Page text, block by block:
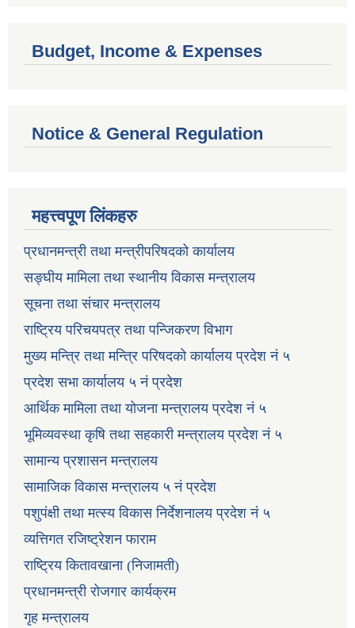
Budget, Income & Expenses
Notice & General Regulation
महत्त्वपूण लिंकहरु
प्रधानमन्त्री तथा मन्त्रीपरिषदको कार्यालय
सङ्घीय मामिला तथा स्थानीय विकास मन्त्रालय
सूचना तथा संचार मन्त्रालय
राष्ट्रिय परिचयपत्र तथा पन्जिकरण विभाग
मुख्य मन्त्रि तथा मन्त्रि परिषदको कार्यालय प्रदेश नं ५
प्रदेश सभा कार्यालय ५ नं प्रदेश
आर्थिक मामिला तथा योजना मन्त्रालय प्रदेश नं ५
भूमिव्यवस्था कृषि तथा सहकारी मन्त्रालय प्रदेश नं ५
सामान्य प्रशासन मन्त्रालय
सामाजिक विकास मन्त्रालय ५ नं प्रदेश
पशुपंक्षी तथा मत्स्य विकास निर्देशनालय प्रदेश नं ५
व्यत्तिगत रजिष्ट्रेशन फाराम
राष्ट्रिय कितावखाना (निजामती)
प्रधानमन्त्री रोजगार कार्यक्रम
गृह मन्त्रालय